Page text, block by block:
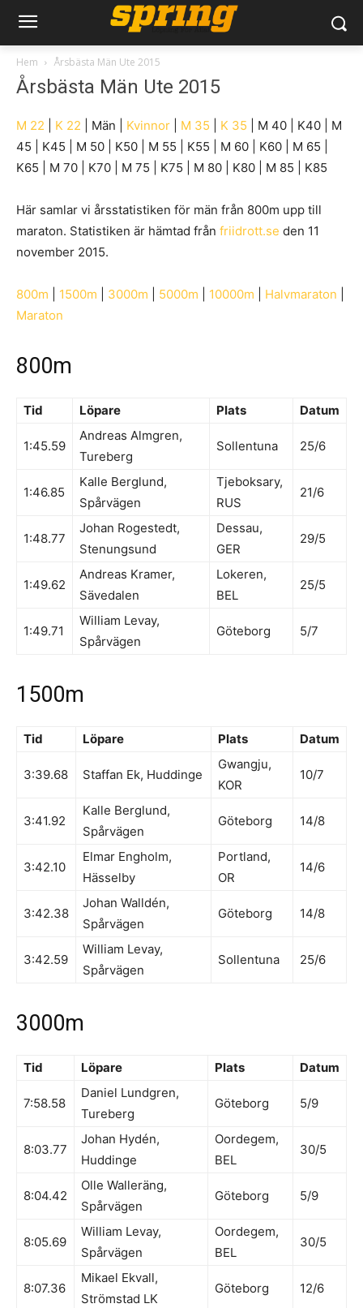
Hem Årsbästa Män Ute 2015
Årsbästa Män Ute 2015
M 22 K 22 | Män | Kvinnor M 35 K 35 | M 40 | K40 | M
45 | K45 | M 50 | K50 | M 55 | K55 | M 60 | K60 | M 65 |
K65 | M 70 | K70 | M 75 | K75 | M 80 | K80 | M 85 | K85
Här samlar vi årsstatistiken för män från 800m upp till
maraton. Statistiken är hämtad från friidrott.se den 11
november 2015.
800m 1500m 3000m 5000m 10000m Halvmaraton
Maraton
800m
Tid Löpare Plats Datum
1:45.59
Andreas Almgren,
Tureberg
Sollentuna 25/6
1:46.85
Kalle Berglund,
Spårvägen
Tjeboksary,
RUS
21/6
1:48.77
Johan Rogestedt,
Stenungsund
Dessau,
GER
29/5
1:49.62
Andreas Kramer,
Sävedalen
Lokeren,
BEL
25/5
1:49.71
William Levay,
Spårvägen
Göteborg 5/7
1500m
Tid Löpare Plats Datum
3:39.68 Staffan Ek, Huddinge
Gwangju,
KOR
10/7
3:41.92
Kalle Berglund,
Spårvägen
Göteborg 14/8
3:42.10
Elmar Engholm,
Hässelby
Portland,
OR
14/6
3:42.38
Johan Walldén,
Spårvägen
Göteborg 14/8
3:42.59
William Levay,
Spårvägen
Sollentuna 25/6
3000m
Tid Löpare Plats Datum
7:58.58
Daniel Lundgren,
Tureberg
Göteborg 5/9
8:03.77
Johan Hydén,
Huddinge
Oordegem,
BEL
30/5
8:04.42
Olle Walleräng,
Spårvägen
Göteborg 5/9
8:05.69
William Levay,
Spårvägen
Oordegem,
BEL
30/5
8:07.36
Mikael Ekvall,
Strömstad LK
Göteborg 12/6